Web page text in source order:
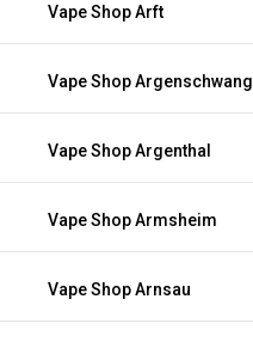
Vape Shop Arft
Vape Shop Argenschwang
Vape Shop Argenthal
Vape Shop Armsheim
Vape Shop Arnsau